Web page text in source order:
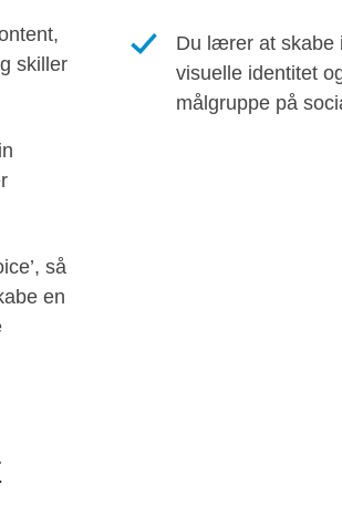
skiller
så
en
Du lærer at skabe
visuelle identitet
målgruppe på